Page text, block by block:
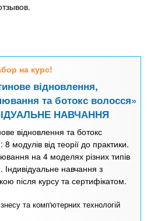
на курс!
відновлення,
та ботокс волосся»
НАВЧАННЯ
відновлення та ботокс
8 модулів від теорії до практики.
на 4 моделях різних типів
Індивідуальне навчання з
після курсу та сертифікатом.
та комп'ютерних технологій